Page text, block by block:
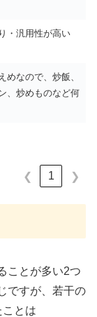
・汎用性が高い
めなので、炒飯、
、炒めものなど何
❮ 1 ❯
ことが多い2つ
ですが、若干の
とは